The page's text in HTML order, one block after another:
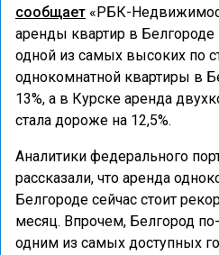
сообщает «РБК-
аренды квартир в Белгороде
одной из самых высоких по
однокомнатной квартиры в
13%, а в Курске аренда
стала дороже на 12,5%.
Аналитики федерального
рассказали, что аренда
Белгороде сейчас стоит
месяц. Впрочем, Белгород
одним из самых доступных